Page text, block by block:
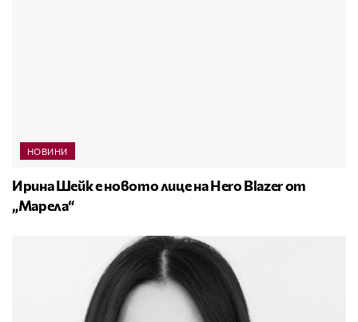
НОВИНИ
Ирина Шейк е новото лице на Hero Blazer от
„Марела“